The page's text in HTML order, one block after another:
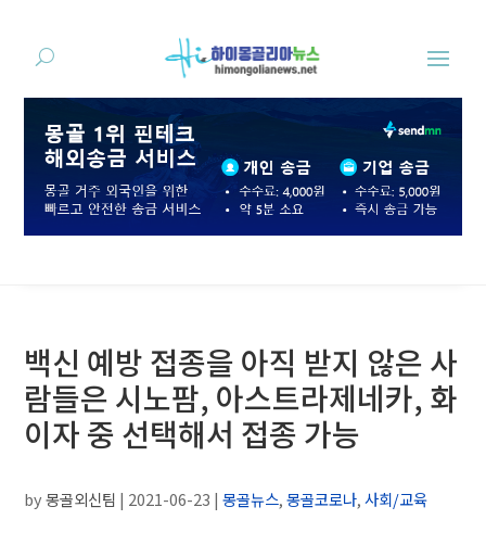
백신 예방 접종을 아직 받지 않은 사
람들은 시노팜, 아스트라제네카, 화
이자 중 선택해서 접종 가능
by몽골외신팀 | 2021-06-23 |몽골뉴스,몽골코로나,사회/교육